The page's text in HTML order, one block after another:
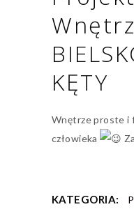
KĘTY
Wnętrze proste i
człowieka
KATEGORIA: